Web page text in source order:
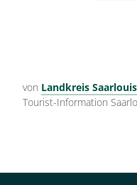
von Landkreis Saarlouis
Tourist-Information